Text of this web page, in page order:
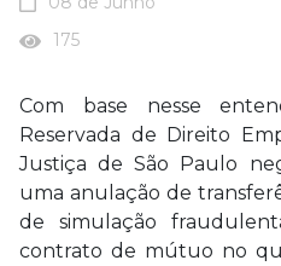
175
Com base nesse
Reservada de Direito
Justiça de São Paulo
uma anulação de
de simulação
contrato de mútuo no